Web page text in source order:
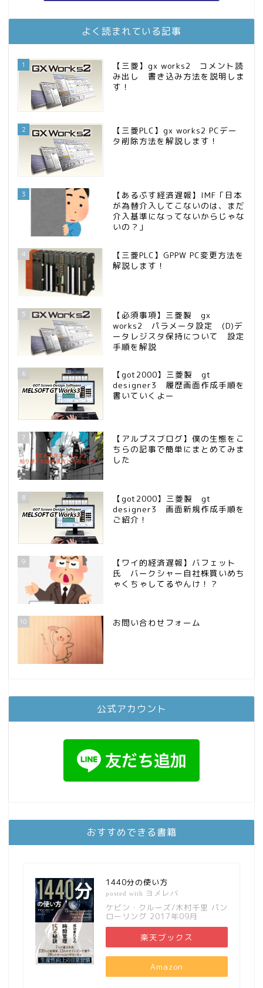
お金に困らない生活（インデックス投資ブログ）
よく読まれている記事
1
【三菱】gx works2 コメント読
み出し 書き込み方法を説明しま
す！
2
【三菱PLC】gx works2 PCデー
タ削除方法を解説します！
3
【あるぷす経済遅報】IMF「日本
が為替介入してこないのは、まだ
介入基準になってないからじゃな
いの？」
4
【三菱PLC】GPPW PC変更方法を
解説します！
5
【必須事項】三菱製 gx
works2 パラメータ設定 (D)デ
ータレジスタ保持について 設定
手順を解説
6
【got2000】三菱製 gt
designer3 履歴画面作成手順を
書いていくよー
7
【アルプスブログ】僕の生態をこ
ちらの記事で簡単にまとめてみま
した
8
【got2000】三菱製 gt
designer3 画面新規作成手順を
ご紹介！
9
【ワイ的経済遅報】バフェット
氏 バークシャー自社株買いめち
ゃくちゃしてるやんけ！？
10 お問い合わせフォーム
公式アカウント
おすすめできる書籍
1440分の使い方
posted with ヨメレバ
ケビン・クルーズ/木村千里 パン
ローリング 2017年09月
楽天ブックス
Amazon